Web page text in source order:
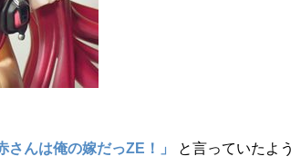
さんは俺の嫁だっZE！」
と言っていたよ